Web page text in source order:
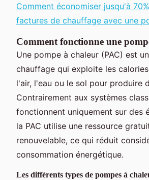
Comment économiser jusqu'à
factures de chauffage avec une
Comment fonctionne une
Une pompe à chaleur (PAC) est
chauffage qui exploite les
l'air, l'eau ou le sol pour produire
Contrairement aux systèmes
fonctionnent uniquement sur des
la PAC utilise une ressource
renouvelable, ce qui réduit
consommation énergétique.
Les différents types de pompes à